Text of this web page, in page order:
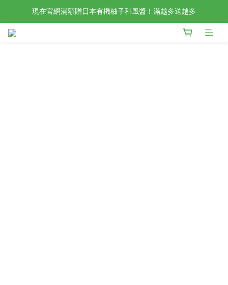
檢驗合格的歐洲好油現在任選2入88折4入85折！
現在官網滿額贈日本有機柚子和風醬！滿越多送越多
新會員限定📣現在加入官網會員立刻享有120元購物金！